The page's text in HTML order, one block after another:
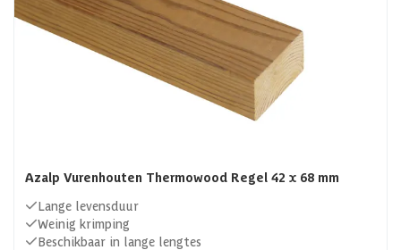
Azalp Vurenhouten Thermowood Regel 42 x 68 mm
Lange levensduur
Weinig krimping
Beschikbaar in lange lengtes